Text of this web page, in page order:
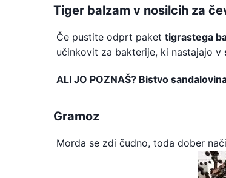
Tiger balzam v nosilcih za
Če pustite odprt paket tigrastega
učinkovit za bakterije, ki nastajajo v
ALI JO POZNAŠ? Bistvo
Gramoz
Morda se zdi čudno, toda dober